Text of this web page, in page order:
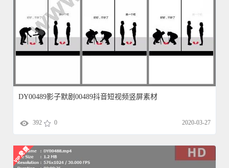
DY00489影子默剧00489抖音短视频竖屏素材
392 0 2020-03-27